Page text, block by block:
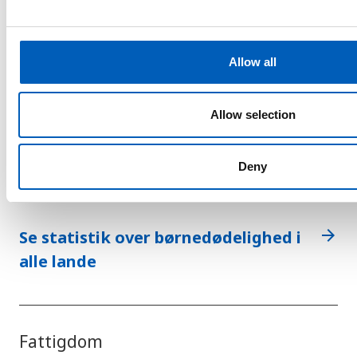
Allow all
Allow selection
Deny
børn der dør per
i Saint Vincent og
Se statistik over børnedødelighed i
alle lande
arrow_forward
Fattigdom